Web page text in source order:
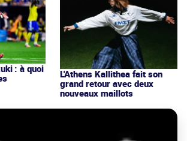
: à quoi
L'Athens Kallithea fait son
grand retour avec deux
nouveaux maillots